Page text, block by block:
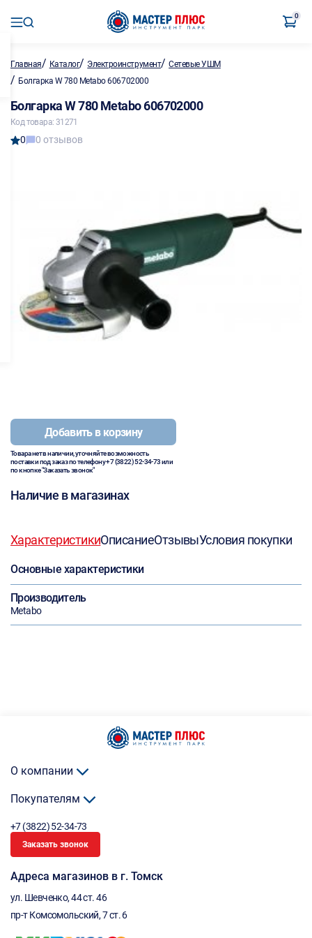
0
Главная/ Каталог/ Электроинструмент/Сетевые УШМ
/ Болгарка W 780 Metabo 606702000
Болгарка W 780 Metabo 606702000
Код товара: 31271
0 0 отзывов
Добавить в корзину
Товара нет в наличии, уточняйте возможность
поставки под заказ по телефону+7 (3822) 52-34-73или
по кнопке "Заказать звонок"
Наличие в магазинах
ХарактеристикиОписаниеОтзывыУсловия покупки
Основные характеристики
Производитель
Metabo
О компании
Покупателям
+7 (3822) 52-34-73
Заказать звонок
Адреса магазинов в г. Томск
ул. Шевченко, 44 ст. 46
пр-т Комсомольский, 7 ст. 6